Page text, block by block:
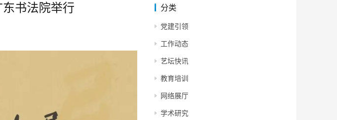
书法院举行 分类
党建引领
工作动态
艺坛快讯
教育培训
网络展厅
学术研究